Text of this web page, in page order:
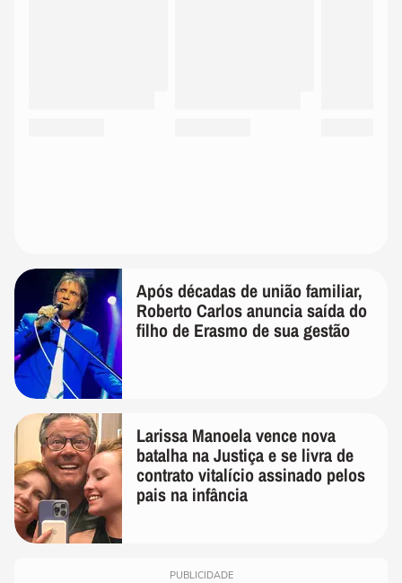
Após décadas de união familiar,
Roberto Carlos anuncia saída do
filho de Erasmo de sua gestão
Larissa Manoela vence nova
batalha na Justiça e se livra de
contrato vitalício assinado pelos
pais na infância
PUBLICIDADE